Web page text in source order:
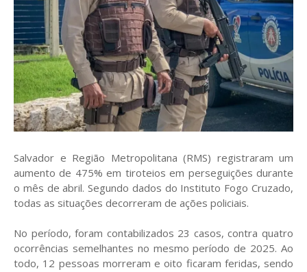
Salvador e Região Metropolitana (RMS) registraram um
aumento de 475% em tiroteios em perseguições durante
o mês de abril. Segundo dados do Instituto Fogo Cruzado,
todas as situações decorreram de ações policiais.
No período, foram contabilizados 23 casos, contra quatro
ocorrências semelhantes no mesmo período de 2025. Ao
todo, 12 pessoas morreram e oito ficaram feridas, sendo